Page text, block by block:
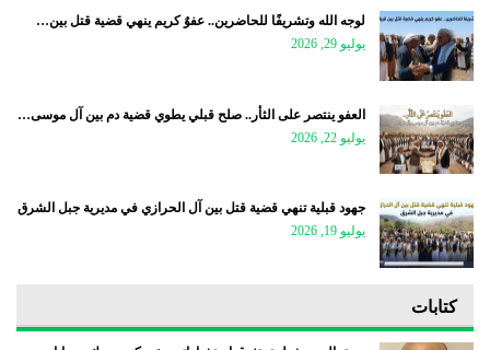
لوجه الله وتشريفًا للحاضرين.. عفوٌ كريم ينهي قضية قتل بين…
يوليو 29, 2026
العفو ينتصر على الثأر.. صلح قبلي يطوي قضية دم بين آل موسى…
يوليو 22, 2026
جهود قبلية تنهي قضية قتل بين آل الحرازي في مديرية جبل الشرق
يوليو 19, 2026
كتابات